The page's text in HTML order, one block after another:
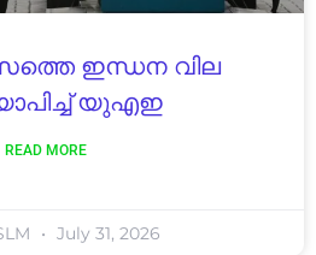
ഇന്ധന വില
യുഎഇ
READ MORE
July 31, 2026